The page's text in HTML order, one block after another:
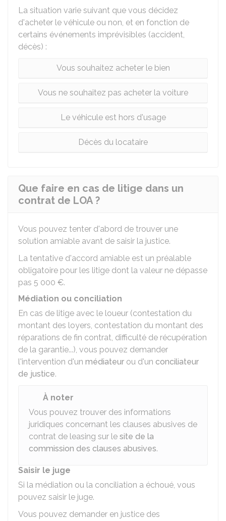
La situation varie suivant que vous décidez
d'acheter le véhicule ou non, et en fonction de
certains événements imprévisibles (accident,
décès) :
Vous souhaitez acheter le bien
Vous ne souhaitez pas acheter la voiture
Le véhicule est hors d'usage
Décès du locataire
Que faire en cas de litige dans un
contrat de LOA ?
Vous pouvez tenter d'abord de trouver une
solution amiable avant de saisir la justice.
La tentative d'accord amiable est un préalable
obligatoire pour les litige dont la valeur ne dépasse
pas 5 000 €.
Médiation ou conciliation
En cas de litige avec le loueur (contestation du
montant des loyers, contestation du montant des
réparations de fin contrat, difficulté de récupération
de la garantie...), vous pouvez demander
l'intervention d'un médiateur ou d'un conciliateur
de justice.
À noter
Vous pouvez trouver des informations
juridiques concernant les clauses abusives de
contrat de leasing sur le site de la
commission des clauses abusives.
Saisir le juge
Si la médiation ou la conciliation a échoué, vous
pouvez saisir le juge.
Vous pouvez demander en justice des